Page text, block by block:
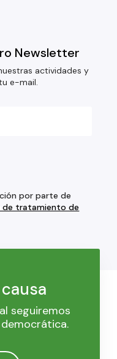
Newsletter
actividades y
e-mail.
por parte de
de tratamiento de
seguiremos